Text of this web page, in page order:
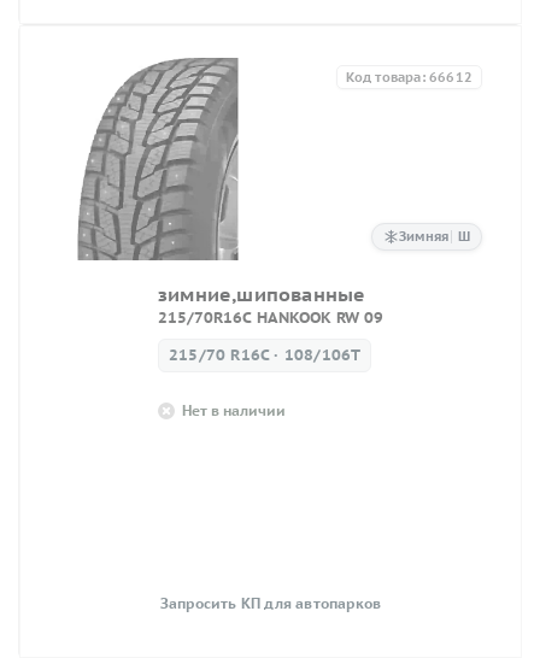
Зимняя Ш
Код товара: 66612
зимние,шипованные
215/70R16C HANKOOK RW 09
215/70 R16C · 108/106T
Нет в наличии
Запросить КП для автопарков